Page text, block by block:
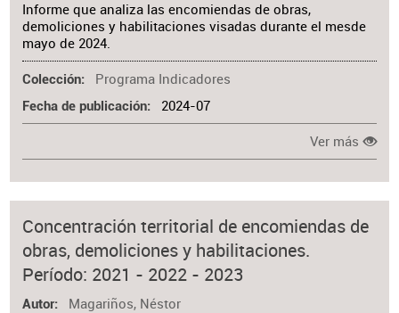
Informe que analiza las encomiendas de obras,
demoliciones y habilitaciones visadas durante el mesde
mayo de 2024.
Colección Programa Indicadores
Fecha de publicación 2024-07
Ver más
Concentración territorial de encomiendas de
obras, demoliciones y habilitaciones.
Período: 2021 - 2022 - 2023
Autor Magariños, Néstor